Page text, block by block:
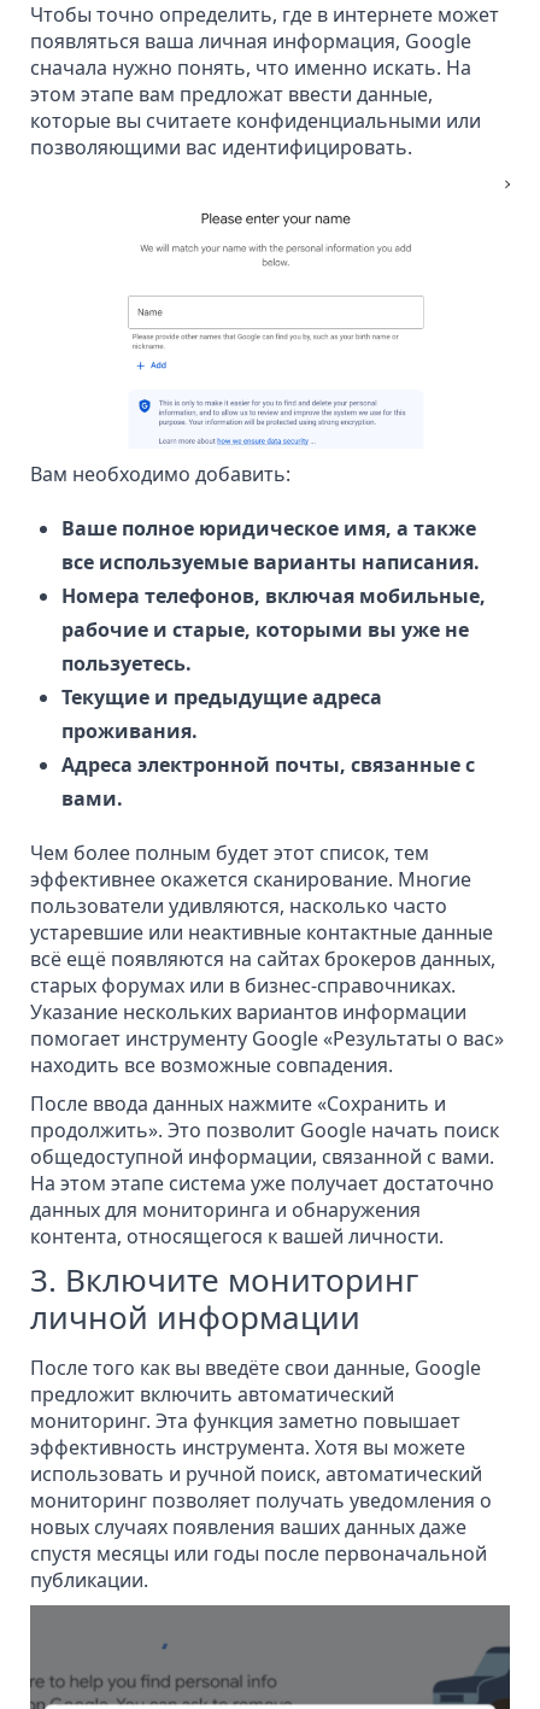
Чтобы точно определить, где в интернете может
появляться ваша личная информация, Google
сначала нужно понять, что именно искать. На
этом этапе вам предложат ввести данные,
которые вы считаете конфиденциальными или
позволяющими вас идентифицировать.
Вам необходимо добавить:
Ваше полное юридическое имя, а также
все используемые варианты написания.
Номера телефонов, включая мобильные,
рабочие и старые, которыми вы уже не
пользуетесь.
Текущие и предыдущие адреса
проживания.
Адреса электронной почты, связанные с
вами.
Чем более полным будет этот список, тем
эффективнее окажется сканирование. Многие
пользователи удивляются, насколько часто
устаревшие или неактивные контактные данные
всё ещё появляются на сайтах брокеров данных,
старых форумах или в бизнес-справочниках.
Указание нескольких вариантов информации
помогает инструменту Google «Результаты о вас»
находить все возможные совпадения.
После ввода данных нажмите «Сохранить и
продолжить». Это позволит Google начать поиск
общедоступной информации, связанной с вами.
На этом этапе система уже получает достаточно
данных для мониторинга и обнаружения
контента, относящегося к вашей личности.
3. Включите мониторинг
личной информации
После того как вы введёте свои данные, Google
предложит включить автоматический
мониторинг. Эта функция заметно повышает
эффективность инструмента. Хотя вы можете
использовать и ручной поиск, автоматический
мониторинг позволяет получать уведомления о
новых случаях появления ваших данных даже
спустя месяцы или годы после первоначальной
публикации.